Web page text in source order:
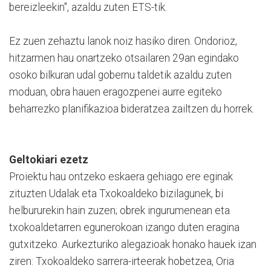
bereizleekin", azaldu zuten ETS-tik.
Ez zuen zehaztu lanok noiz hasiko diren. Ondorioz,
hitzarmen hau onartzeko otsailaren 29an egindako
osoko bilkuran udal gobernu taldetik azaldu zuten
moduan, obra hauen eragozpenei aurre egiteko
beharrezko planifikazioa bideratzea zailtzen du horrek.
Geltokiari ezetz
Proiektu hau ontzeko eskaera gehiago ere eginak
zituzten Udalak eta Txokoaldeko bizilagunek, bi
helbururekin hain zuzen; obrek ingurumenean eta
txokoaldetarren egunerokoan izango duten eragina
gutxitzeko. Aurkezturiko alegazioak honako hauek izan
ziren: Txokoaldeko sarrera-irteerak hobetzea, Oria